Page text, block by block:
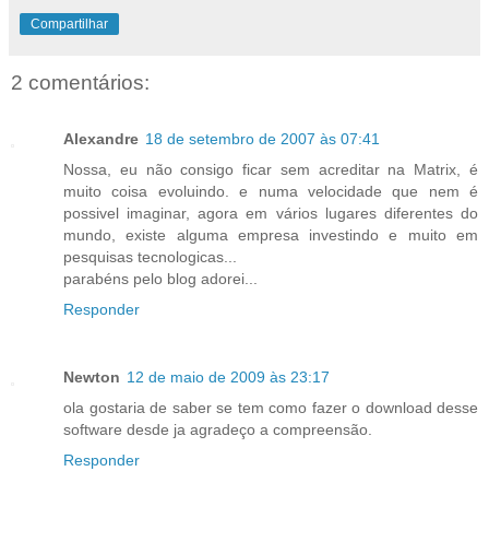
Compartilhar
2 comentários:
Alexandre 18 de setembro de 2007 às 07:41
Nossa, eu não consigo ficar sem acreditar na Matrix, é
muito coisa evoluindo. e numa velocidade que nem é
possivel imaginar, agora em vários lugares diferentes do
mundo, existe alguma empresa investindo e muito em
pesquisas tecnologicas...
parabéns pelo blog adorei...
Responder
Newton 12 de maio de 2009 às 23:17
ola gostaria de saber se tem como fazer o download desse
software desde ja agradeço a compreensão.
Responder